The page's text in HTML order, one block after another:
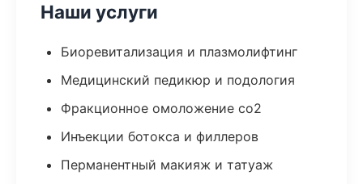
Наши услуги
Биоревитализация и плазмолифтинг
Медицинский педикюр и подология
Фракционное омоложение co2
Инъекции ботокса и филлеров
Перманентный макияж и татуаж